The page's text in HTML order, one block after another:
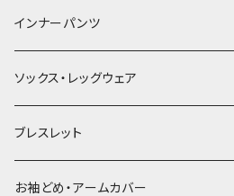
簪
インナーパンツ
ソックス・レッグウェア
ブレスレット
お袖どめ・アームカバー